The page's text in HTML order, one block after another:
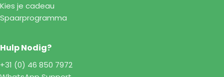
Kies je cadeau
Spaarprogramma
Hulp Nodig?
+31 (0) 46 850 7972